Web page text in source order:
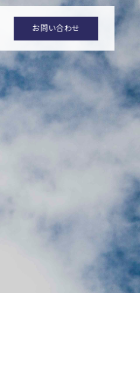
お問い合わせ